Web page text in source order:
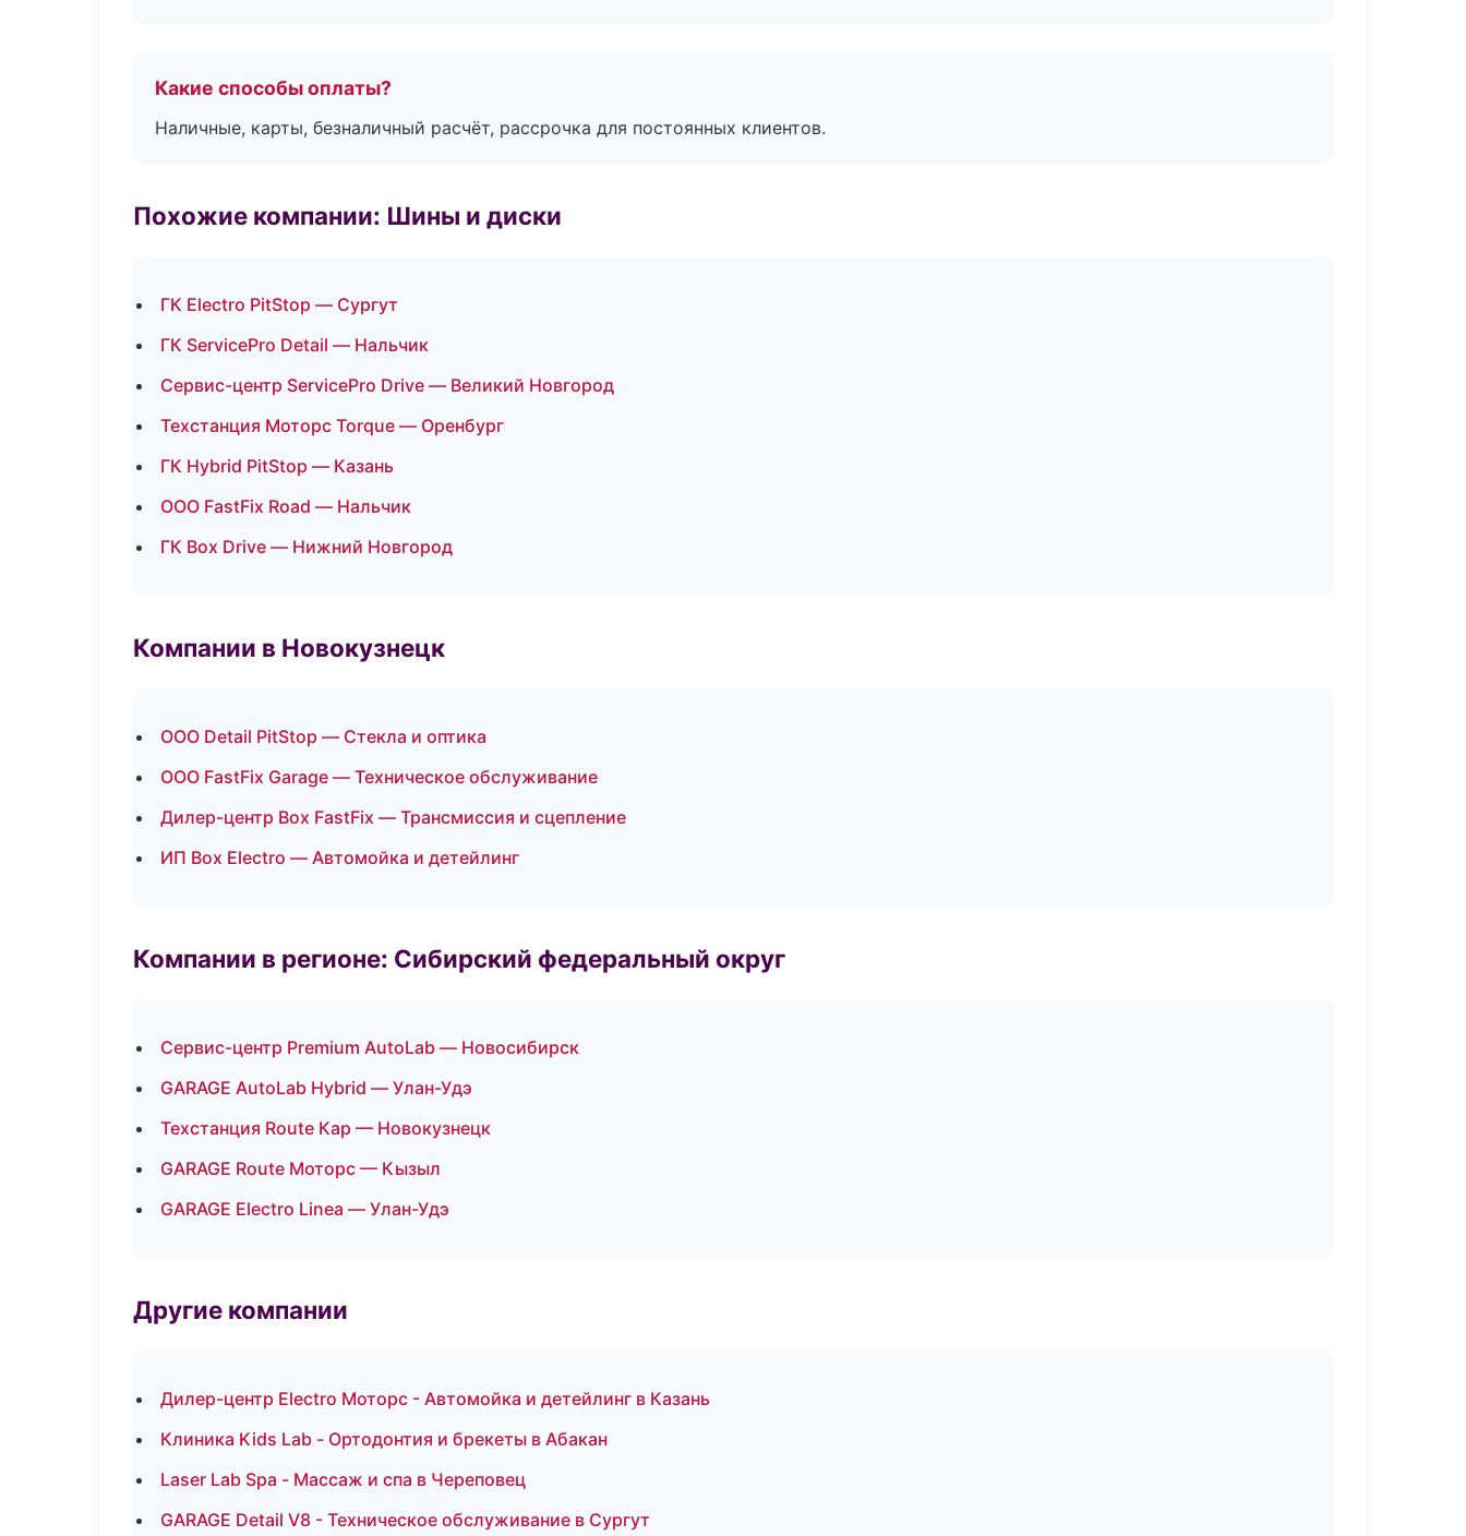
Какие способы оплаты?
Наличные, карты, безналичный расчёт, рассрочка для постоянных клиентов.
Похожие компании: Шины и диски
ГК Electro PitStop — Сургут
ГК ServicePro Detail — Нальчик
Сервис-центр ServicePro Drive — Великий Новгород
Техстанция Моторс Torque — Оренбург
ГК Hybrid PitStop — Казань
ООО FastFix Road — Нальчик
ГК Box Drive — Нижний Новгород
Компании в Новокузнецк
ООО Detail PitStop — Стекла и оптика
ООО FastFix Garage — Техническое обслуживание
Дилер-центр Box FastFix — Трансмиссия и сцепление
ИП Box Electro — Автомойка и детейлинг
Компании в регионе: Сибирский федеральный округ
Сервис-центр Premium AutoLab — Новосибирск
GARAGE AutoLab Hybrid — Улан-Удэ
Техстанция Route Кар — Новокузнецк
GARAGE Route Моторс — Кызыл
GARAGE Electro Linea — Улан-Удэ
Другие компании
Дилер-центр Electro Моторс - Автомойка и детейлинг в Казань
Клиника Kids Lab - Ортодонтия и брекеты в Абакан
Laser Lab Spa - Массаж и спа в Череповец
GARAGE Detail V8 - Техническое обслуживание в Сургут